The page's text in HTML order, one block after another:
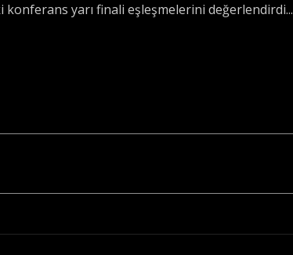
konferans yarı finali eşleşmelerini değerlendirdi...